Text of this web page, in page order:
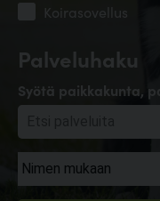
Palveluhaku
Syötä paikkakunta,
Koirasovellus